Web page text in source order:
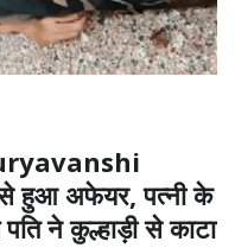
हुआ अफेयर, पत्नी के
ने कुल्हाड़ी से काटा